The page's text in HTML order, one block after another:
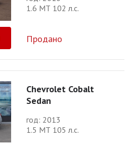
1.6 МТ 102 л.с.
Продано
Chevrolet Cobalt
Sedan
год: 2013
1.5 МТ 105 л.с.